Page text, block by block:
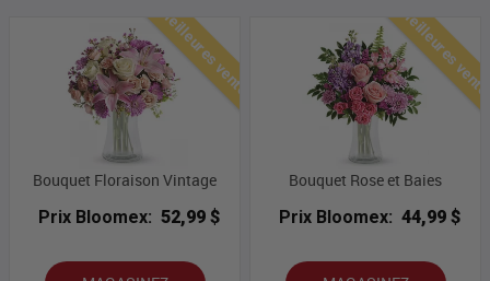
Meilleures ventes
Bouquet Floraison Vintage
Prix Bloomex: 52,99 $
Meilleures
Bouquet Rose et Baies
Prix Bloomex: 44,99 $